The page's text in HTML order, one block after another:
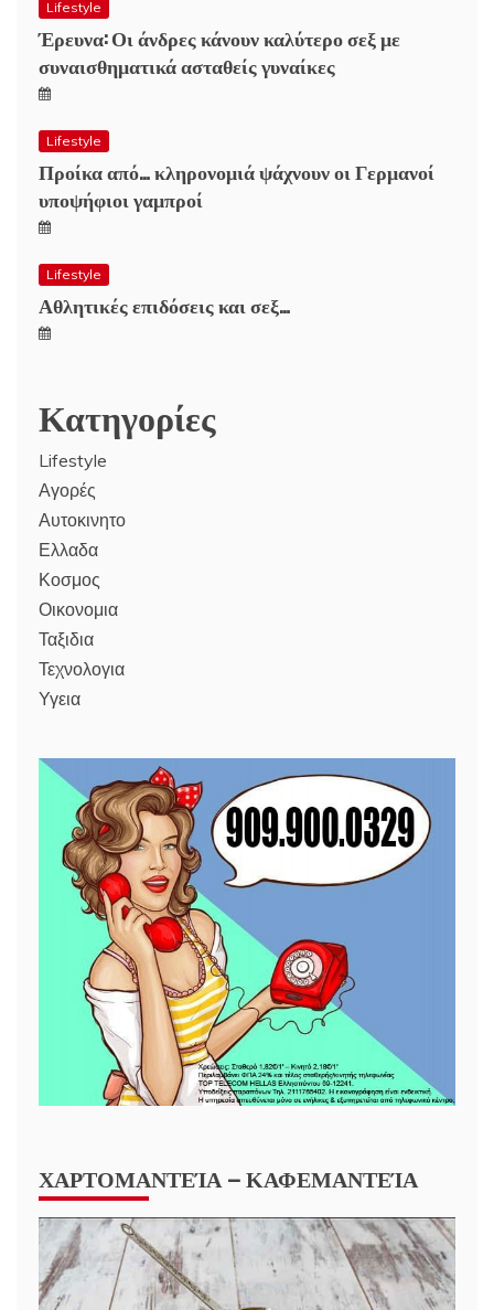
Lifestyle
Έρευνα: Οι άνδρες κάνουν καλύτερο σεξ με
συναισθηματικά ασταθείς γυναίκες
Lifestyle
Προίκα από… κληρονομιά ψάχνουν οι Γερμανοί
υποψήφιοι γαμπροί
Lifestyle
Αθλητικές επιδόσεις και σεξ…
Κατηγορίες
Lifestyle
Αγορές
Αυτοκινητο
Ελλαδα
Κοσμος
Οικονομια
Ταξιδια
Τεχνολογια
Υγεια
ΧΑΡΤΟΜΑΝΤΕΊΑ – ΚΑΦΕΜΑΝΤΕΊΑ